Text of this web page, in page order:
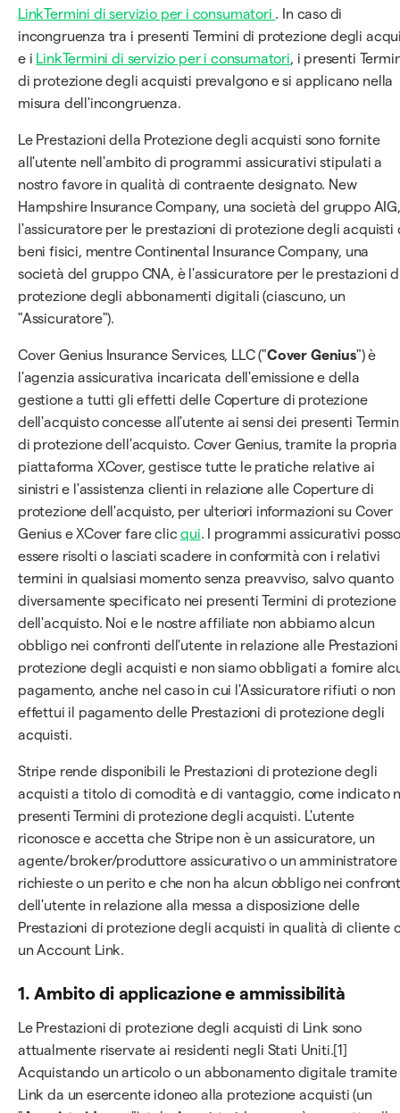
LinkTermini di servizio per i consumatori . In caso di
incongruenza tra i presenti Termini di protezione degli
e i LinkTermini di servizio per i consumatori, i presenti
di protezione degli acquisti prevalgono e si applicano nella
misura dell'incongruenza.
Le Prestazioni della Protezione degli acquisti sono fornite
all'utente nell'ambito di programmi assicurativi stipulati a
nostro favore in qualità di contraente designato. New
Hampshire Insurance Company, una società del gruppo
l'assicuratore per le prestazioni di protezione degli acquisti
beni fisici, mentre Continental Insurance Company, una
società del gruppo CNA, è l'assicuratore per le prestazioni
protezione degli abbonamenti digitali (ciascuno, un
"Assicuratore").
Cover Genius Insurance Services, LLC ("Cover Genius") è
l'agenzia assicurativa incaricata dell'emissione e della
gestione a tutti gli effetti delle Coperture di protezione
dell'acquisto concesse all'utente ai sensi dei presenti
di protezione dell'acquisto. Cover Genius, tramite la propria
piattaforma XCover, gestisce tutte le pratiche relative ai
sinistri e l'assistenza clienti in relazione alle Coperture di
protezione dell'acquisto, per ulteriori informazioni su Cover
Genius e XCover fare clicqui. I programmi assicurativi
essere risolti o lasciati scadere in conformità con i relativi
termini in qualsiasi momento senza preavviso, salvo quanto
diversamente specificato nei presenti Termini di protezione
dell'acquisto. Noi e le nostre affiliate non abbiamo alcun
obbligo nei confronti dell'utente in relazione alle
protezione degli acquisti e non siamo obbligati a fornire
pagamento, anche nel caso in cui l'Assicuratore rifiuti o non
effettui il pagamento delle Prestazioni di protezione degli
acquisti.
Stripe rende disponibili le Prestazioni di protezione degli
acquisti a titolo di comodità e di vantaggio, come indicato
presenti Termini di protezione degli acquisti. L'utente
riconosce e accetta che Stripe non è un assicuratore, un
agente/broker/produttore assicurativo o un amministratore
richieste o un perito e che non ha alcun obbligo nei
dell'utente in relazione alla messa a disposizione delle
Prestazioni di protezione degli acquisti in qualità di cliente
un Account Link.
1. Ambito di applicazione e ammissibilità
Le Prestazioni di protezione degli acquisti di Link sono
attualmente riservate ai residenti negli Stati Uniti.[1]
Acquistando un articolo o un abbonamento digitale tramite
Link da un esercente idoneo alla protezione acquisti (un